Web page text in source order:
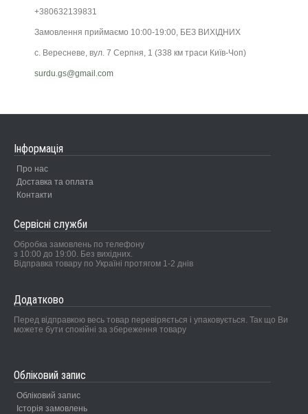
+380632139831
Замовлення приймаємо 10:00-19:00, БЕЗ ВИХІДНИХ
с. Вересневе, вул. 7 Серпня, 1 (338 км траси Київ-Чоп)
surdu.gs@gmail.com
Інформація
Про нас
Доставка та оплата
Контакти
Сервісні служби
Обробка замовлень по телефону
з 10:00 до 19:00. Без вихідних.
Відправка товару по Україні протягом 1-2 днів
Додатково
Перед відправкою весь товар перевіряється і упаковується. Так що Ви
можете бути спокійні за збереження товару
Обліковий запис
Обліковий запис
Історія замовлень